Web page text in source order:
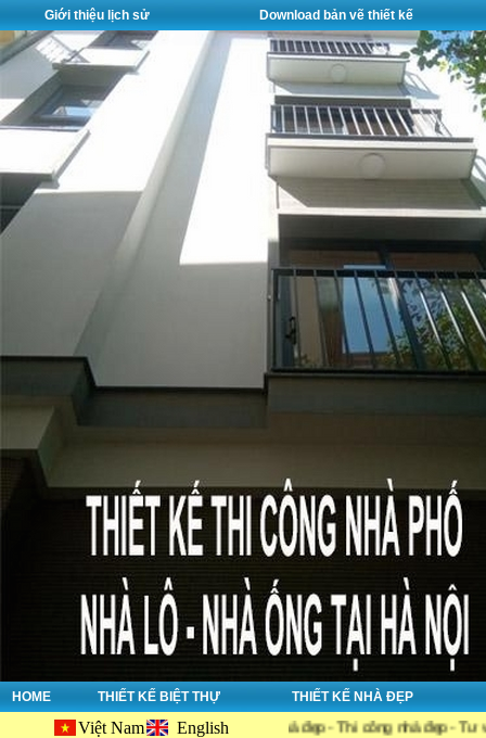
Giới thiệu lịch sử Download bản vẽ thiết kế
HOME THIẾT KẾ BIỆT THỰ THIẾT KẾ NHÀ ĐẸP
Việt Nam English
công ty chuyên về : Thiết kế nhà đẹp - Thi công nhà đẹp - Tư vấn giám